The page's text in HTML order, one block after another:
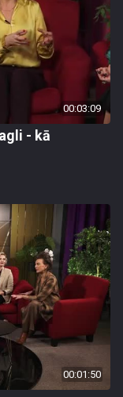
00:03:09
- kā
00:01:50